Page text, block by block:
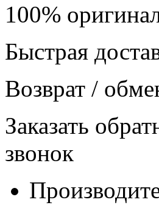
100%
Быстрая
Возврат /
Заказать
звонок